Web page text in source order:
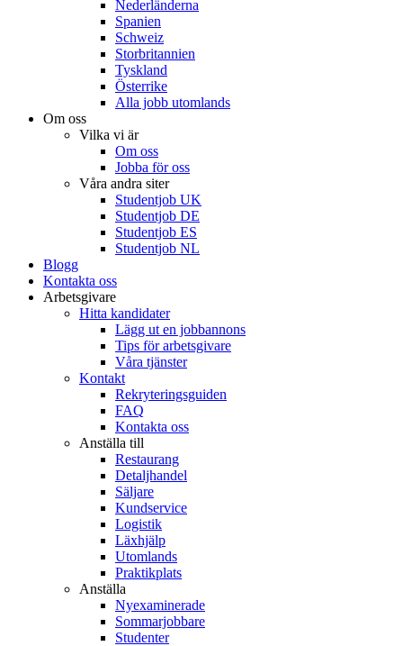
Nederländerna
Spanien
Schweiz
Storbritannien
Tyskland
Österrike
Alla jobb utomlands
Om oss
Vilka vi är
Om oss
Jobba för oss
Våra andra siter
Studentjob UK
Studentjob DE
Studentjob ES
Studentjob NL
Blogg
Kontakta oss
Arbetsgivare
Hitta kandidater
Lägg ut en jobbannons
Tips för arbetsgivare
Våra tjänster
Kontakt
Rekryteringsguiden
FAQ
Kontakta oss
Anställa till
Restaurang
Detaljhandel
Säljare
Kundservice
Logistik
Läxhjälp
Utomlands
Praktikplats
Anställa
Nyexaminerade
Sommarjobbare
Studenter